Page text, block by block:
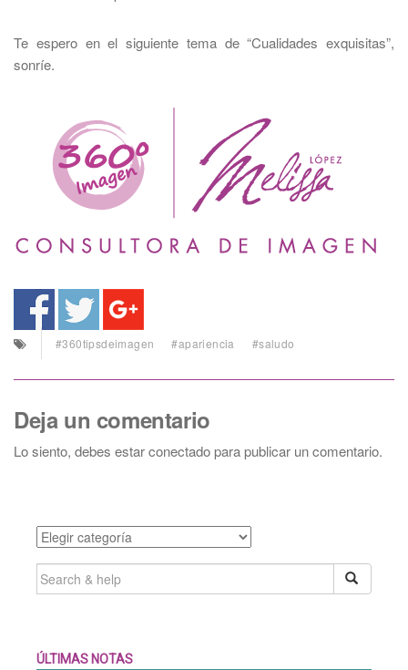
Te espero en el siguiente tema de “Cualidades exquisitas”,
sonríe.
#360tipsdeimagen #apariencia #saludo
Deja un comentario
Lo siento, debes estarconectadopara publicar un comentario.
Categories
SEARCH
FOR:
ÚLTIMAS NOTAS